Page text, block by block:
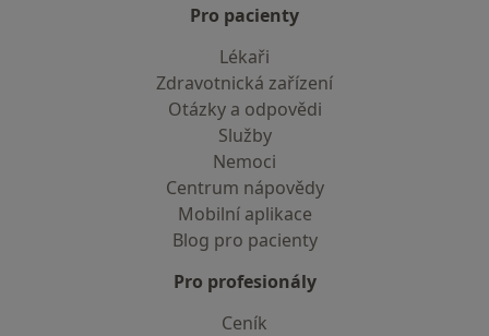
Pro pacienty
Lékaři
Zdravotnická zařízení
Otázky a odpovědi
Služby
Nemoci
Centrum nápovědy
Mobilní aplikace
Blog pro pacienty
Pro profesionály
Ceník